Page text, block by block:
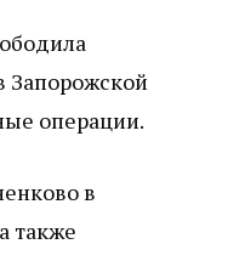
Запорожской
операции.
в
также